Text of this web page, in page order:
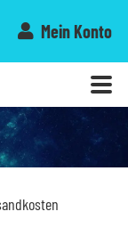
Mein Konto